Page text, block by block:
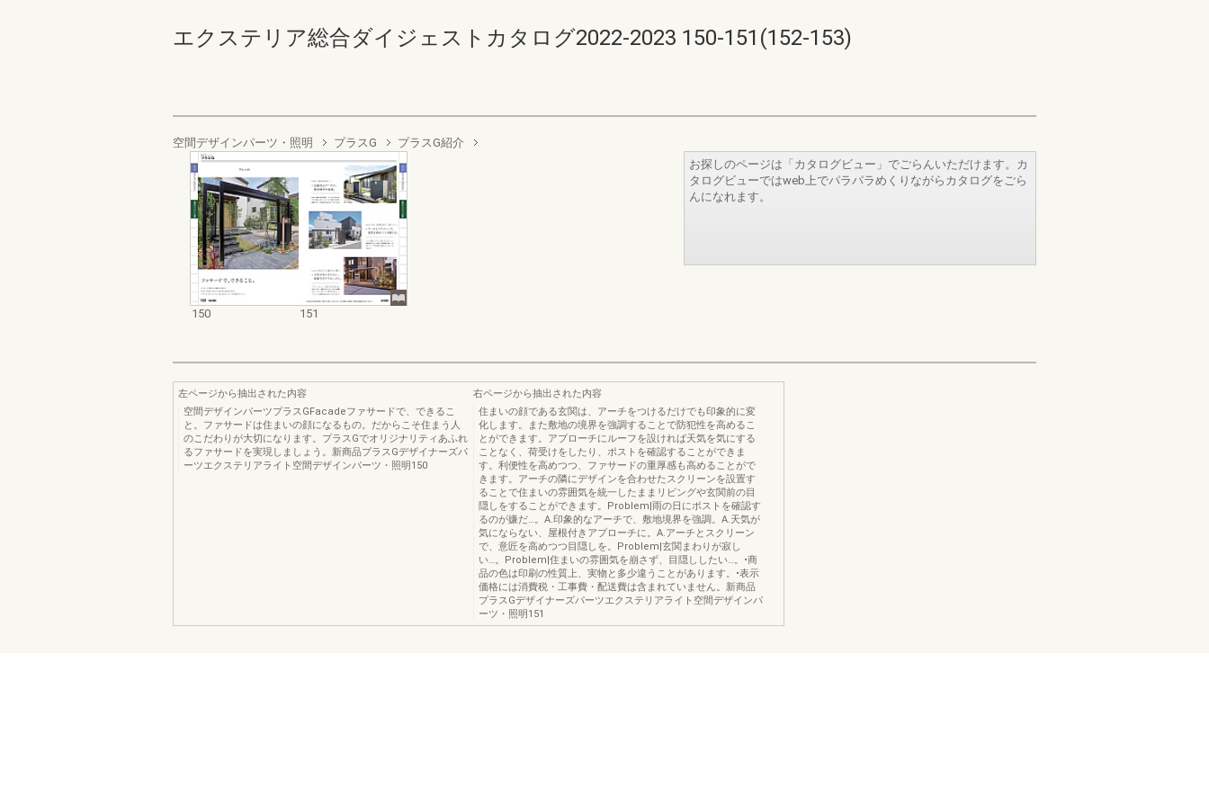
エクステリア総合ダイジェストカタログ2022-2023 150-151(152-153)
空間デザインパーツ・照明 プラスG プラスG紹介
150 151
お探しのページは「カタログビュー」でごらんいただけます。カ
タログビューではweb上でパラパラめくりながらカタログをごら
んになれます。
左ページから抽出された内容
空間デザインパーツプラスGFacadeファサードで、できるこ
と。ファサードは住まいの顔になるもの。だからこそ住まう人
のこだわりが大切になります。プラスGでオリジナリティあふれ
るファサードを実現しましょう。新商品プラスGデザイナーズパ
ーツエクステリアライト空間デザインパーツ・照明150
右ページから抽出された内容
住まいの顔である玄関は、アーチをつけるだけでも印象的に変
化します。また敷地の境界を強調することで防犯性を高めるこ
とができます。アプローチにルーフを設ければ天気を気にする
ことなく、荷受けをしたり、ポストを確認することができま
す。利便性を高めつつ、ファサードの重厚感も高めることがで
きます。アーチの隣にデザインを合わせたスクリーンを設置す
ることで住まいの雰囲気を統一したままリビングや玄関前の目
隠しをすることができます。Problem|雨の日にポストを確認す
るのが嫌だ…。A.印象的なアーチで、敷地境界を強調。A.天気が
気にならない、屋根付きアプローチに。A.アーチとスクリーン
で、意匠を高めつつ目隠しを。Problem|玄関まわりが寂し
い…。Problem|住まいの雰囲気を崩さず、目隠ししたい…。•商
品の色は印刷の性質上、実物と多少違うことがあります。•表示
価格には消費税・工事費・配送費は含まれていません。新商品
プラスGデザイナーズパーツエクステリアライト空間デザインパ
ーツ・照明151